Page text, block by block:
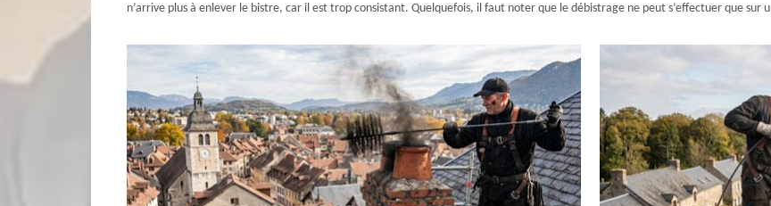
n’arrive plus à enlever le bistre, car il est trop consistant. Quelquefois, il faut noter que le débistrage ne peut s’effectuer que sur